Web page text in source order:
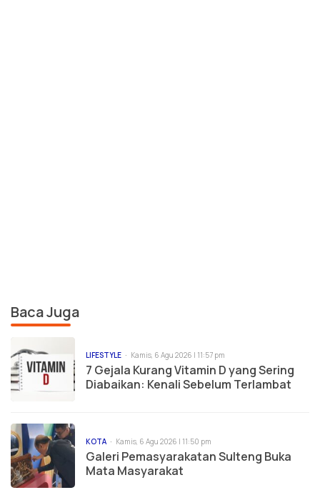
Baca Juga
LIFESTYLE Kamis, 6 Agu 2026 | 11:57 pm
7 Gejala Kurang Vitamin D yang Sering
Diabaikan: Kenali Sebelum Terlambat
KOTA Kamis, 6 Agu 2026 | 11:50 pm
Galeri Pemasyarakatan Sulteng Buka
Mata Masyarakat